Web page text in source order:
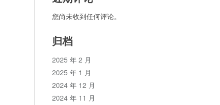
您尚未收到任何评论。
归档
2025 年 2 月
2025 年 1 月
2024 年 12 月
2024 年 11 月